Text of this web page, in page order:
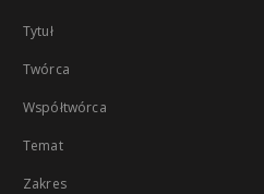
Tytuł
Twórca
Współtwórca
Temat
Zakres